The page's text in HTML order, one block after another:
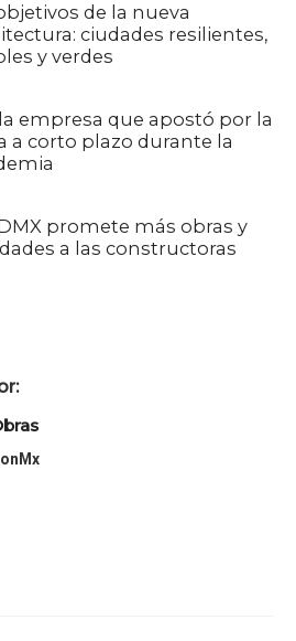
de la nueva
ciudades resilientes,
y verdes
empresa que apostó por la
a corto plazo durante la
promete más obras y
a las constructoras